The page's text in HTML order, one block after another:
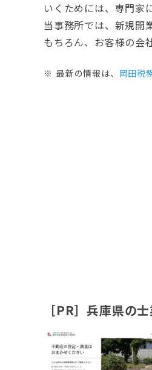
いくためには、専門家
当事務所では、新規開
もちろん、お客様の会
最新の情報は、 岡田税
［PR］兵庫県の